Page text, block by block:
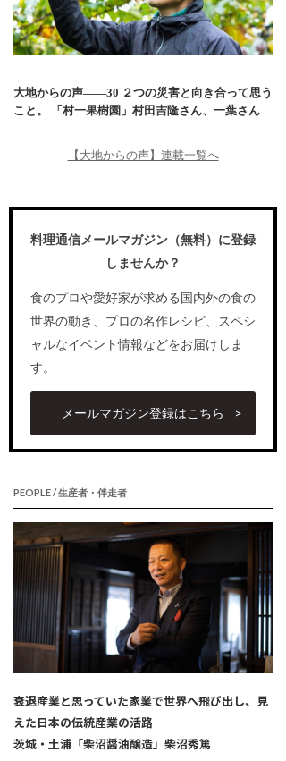
大地からの声――30 ２つの災害と向き合って思う
こと。 「村一果樹園」村田吉隆さん、一葉さん
【大地からの声】連載一覧へ
料理通信メールマガジン（無料）に登録
しませんか？
食のプロや愛好家が求める国内外の食の
世界の動き、プロの名作レシピ、スペシ
ャルなイベント情報などをお届けしま
す。
メールマガジン登録はこちら
PEOPLE / 生産者・伴走者
衰退産業と思っていた家業で世界へ飛び出し、見
えた日本の伝統産業の活路
茨城・土浦「柴沼醤油醸造」柴沼秀篤